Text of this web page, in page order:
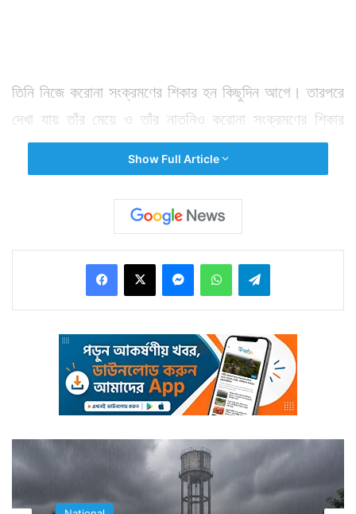
তিনি নিজে করোনা সংক্রমণের শিকার হন কিছুদিন আগে। তারপরে
দেখা যায় তাঁর মেয়ে ও তাঁর নাতনিও করোনা সংক্রমণের শিকার
হয়েছেন।
মত নাতনির এবং তাঁর মেয়ের করোনা হয়েছে। আর এটা মনে
হওয়ার পর থেকেই তা সহ্য করতে পারছিলেননা তিনি। নিজেকে
Show Full Article